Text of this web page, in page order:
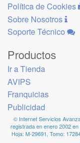
Política de Cookies
Sobre Nosotros
Soporte Técnico
Productos
Ir a Tienda
AVIPS
Franquicias
Publicidad
© Internet Servicios
registrada en enero 2002
Hoja: M-29691, Tomo: